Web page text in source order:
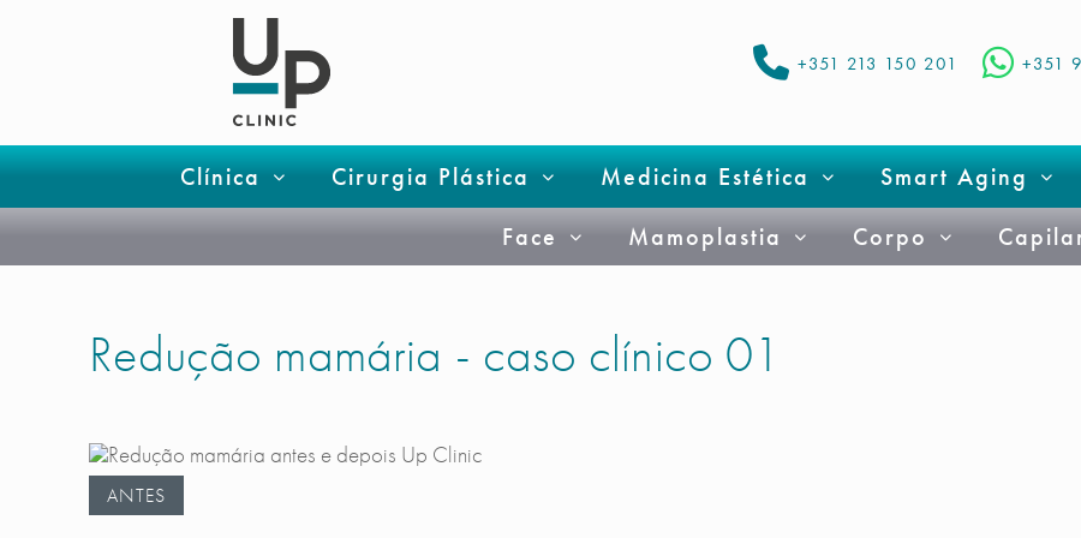
+351
+351 213 150 201
Clínica Cirurgia Plástica Medicina Estética Smart Aging
Face
Mamoplastia Corpo
Redução mamária - caso clínico 01
ANTES